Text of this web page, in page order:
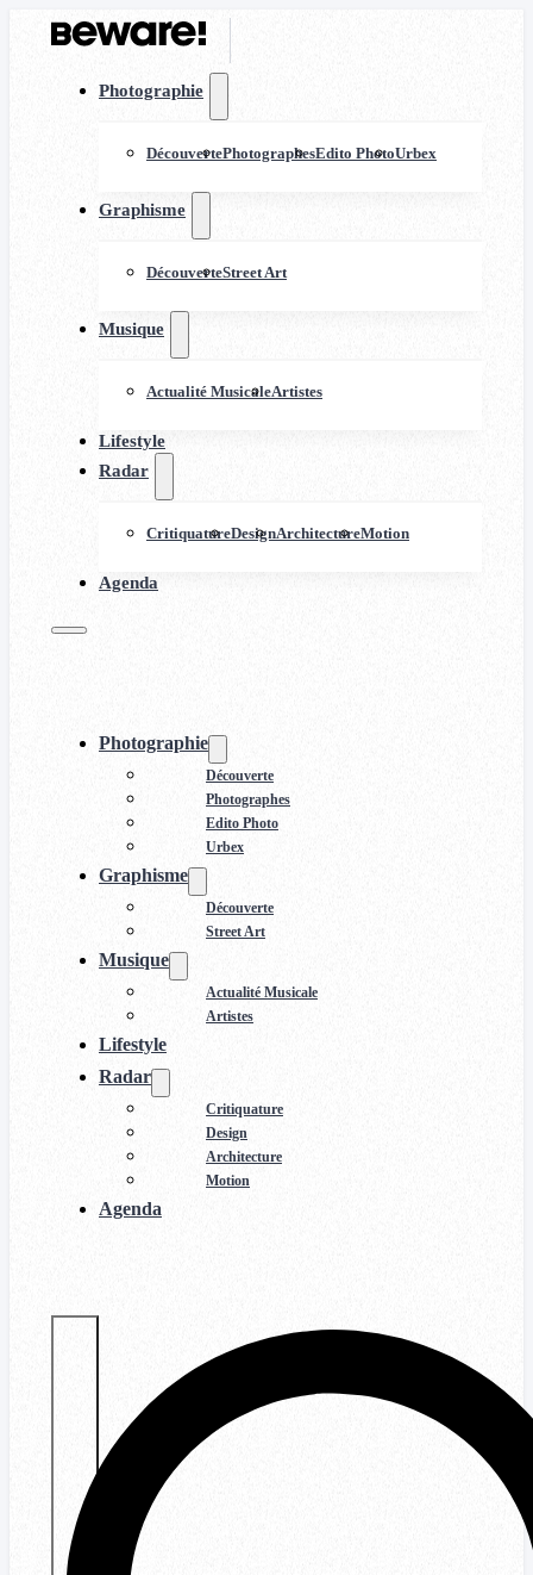
Photographie
DécouvertePhotographesEdito PhotoUrbex
Graphisme
DécouverteStreet Art
Musique
Actualité MusicaleArtistes
Lifestyle
Radar
CritiquatureDesignArchitectureMotion
Agenda
Photographie
Découverte
Photographes
Edito Photo
Urbex
Graphisme
Découverte
Street Art
Musique
Actualité Musicale
Artistes
Lifestyle
Radar
Critiquature
Design
Architecture
Motion
Agenda